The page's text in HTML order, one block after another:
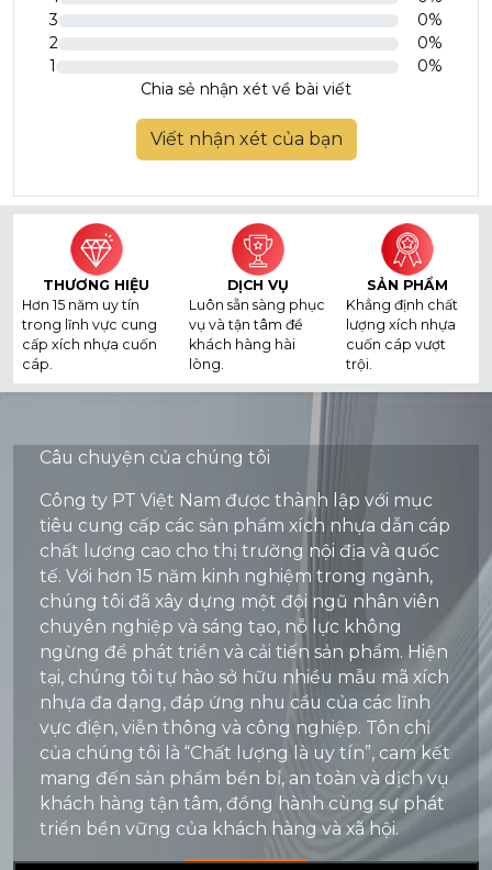
3
0%
2
0%
1
0%
Chia sẻ nhận xét về bài viết
Viết nhận xét của bạn
THƯƠNG HIỆU
Hơn 15 năm uy tín
trong lĩnh vực cung
cấp xích nhựa cuốn
cáp.
DỊCH VỤ
Luôn sẵn sàng phục
vụ và tận tâm để
khách hàng hài
lòng.
SẢN PHẨM
Khẳng định chất
lượng xích nhựa
cuốn cáp vượt
trội.
Câu chuyện của chúng tôi
Công ty PT Việt Nam được thành lập với mục
tiêu cung cấp các sản phẩm xích nhựa dẫn cáp
chất lượng cao cho thị trường nội địa và quốc
tế. Với hơn 15 năm kinh nghiệm trong ngành,
chúng tôi đã xây dựng một đội ngũ nhân viên
chuyên nghiệp và sáng tạo, nỗ lực không
ngừng để phát triển và cải tiến sản phẩm. Hiện
tại, chúng tôi tự hào sở hữu nhiều mẫu mã xích
nhựa đa dạng, đáp ứng nhu cầu của các lĩnh
vực điện, viễn thông và công nghiệp. Tôn chỉ
của chúng tôi là “Chất lượng là uy tín”, cam kết
mang đến sản phẩm bền bỉ, an toàn và dịch vụ
khách hàng tận tâm, đồng hành cùng sự phát
triển bền vững của khách hàng và xã hội.